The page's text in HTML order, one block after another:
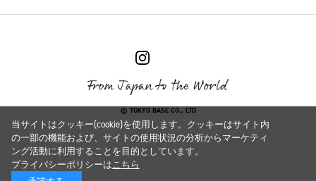
© TOKYO BASE CO., LTD
当サイトはクッキー(cookie)を使用します。クッキーはサイト内
の一部の機能および、サイトの使用状況の分析からマーケティ
ング活動に利用することを目的としています。
プライバシーポリシーはこちら